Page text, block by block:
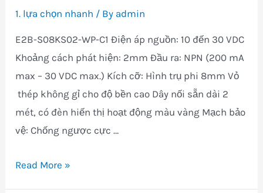
1. lựa chọn nhanh / By admin
E2B-S08KS02-WP-C1 Điện áp nguồn: 10 đến 30 VDC
Khoảng cách phát hiện: 2mm Đầu ra: NPN (200 mA
max – 30 VDC max.) Kích cỡ: Hình trụ phi 8mm Vỏ
thép không gỉ cho độ bền cao Dây nối sẵn dài 2
mét, có đèn hiến thị hoạt động màu vàng Mạch bảo
vệ: Chống ngược cực …
E2B-
Read More »